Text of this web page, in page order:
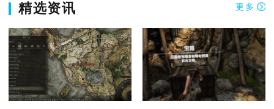
精选资讯 更多